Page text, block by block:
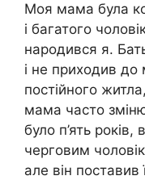
Моя мама була
і багатого
народився я.
і не приходив
постійного
мама часто
було п’ять
черговим
але він поставив